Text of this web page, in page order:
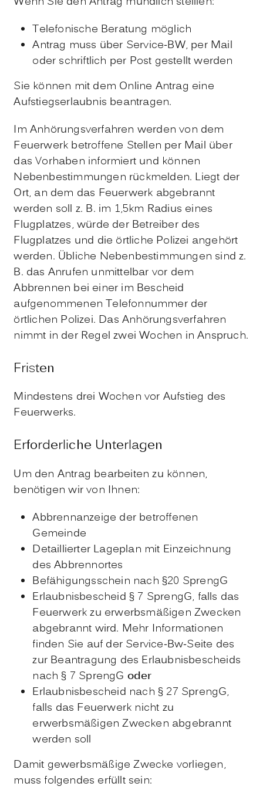
Telefonische Beratung möglich
Antrag muss über Service-BW, per Mail
oder schriftlich per Post gestellt werden
Sie können mit dem Online Antrag eine
Aufstiegserlaubnis beantragen.
Im Anhörungsverfahren werden von dem
Feuerwerk betroffene Stellen per Mail über
das Vorhaben informiert und können
Nebenbestimmungen rückmelden. Liegt der
Ort, an dem das Feuerwerk abgebrannt
werden soll z. B. im 1,5km Radius eines
Flugplatzes, würde der Betreiber des
Flugplatzes und die örtliche Polizei angehört
werden. Übliche Nebenbestimmungen sind z.
B. das Anrufen unmittelbar vor dem
Abbrennen bei einer im Bescheid
aufgenommenen Telefonnummer der
örtlichen Polizei. Das Anhörungsverfahren
nimmt in der Regel zwei Wochen in Anspruch.
Fristen
Mindestens drei Wochen vor Aufstieg des
Feuerwerks.
Erforderliche Unterlagen
Um den Antrag bearbeiten zu können,
benötigen wir von Ihnen:
Abbrennanzeige der betroffenen
Gemeinde
Detaillierter Lageplan mit Einzeichnung
des Abbrennortes
Befähigungsschein nach §20 SprengG
Erlaubnisbescheid § 7 SprengG, falls das
Feuerwerk zu erwerbsmäßigen Zwecken
abgebrannt wird. Mehr Informationen
finden Sie auf der Service-Bw-Seite des
zur Beantragung des Erlaubnisbescheids
nach § 7 SprengG oder
Erlaubnisbescheid nach § 27 SprengG,
falls das Feuerwerk nicht zu
erwerbsmäßigen Zwecken abgebrannt
werden soll
Damit gewerbsmäßige Zwecke vorliegen,
muss folgendes erfüllt sein: